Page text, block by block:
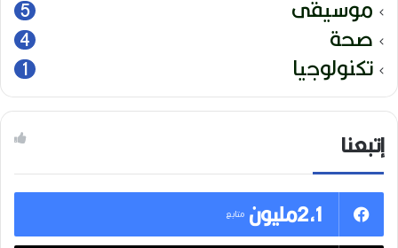
موسيقى 5
صحة 4
تكنولوجيا 1
إتبعنا
2,1مليون
متابع